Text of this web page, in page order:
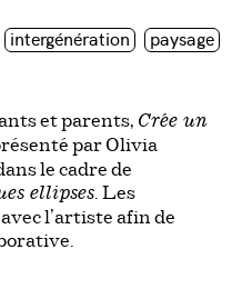
intergénération paysage
et parents, Crée un
par Olivia
le cadre de
ellipses . Les
l’artiste afin de